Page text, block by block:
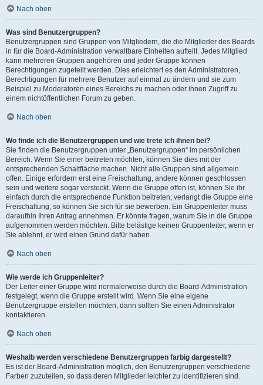
Nach oben
Was sind Benutzergruppen?
Benutzergruppen sind Gruppen von Mitgliedern, die die Mitglieder des Boards
in für die Board-Administration verwaltbare Einheiten aufteilt. Jedes Mitglied
kann mehreren Gruppen angehören und jeder Gruppe können
Berechtigungen zugeteilt werden. Dies erleichtert es den Administratoren,
Berechtigungen für mehrere Benutzer auf einmal zu ändern und sie zum
Beispiel zu Moderatoren eines Bereichs zu machen oder ihnen Zugriff zu
einem nichtöffentlichen Forum zu geben.
Nach oben
Wo finde ich die Benutzergruppen und wie trete ich ihnen bei?
Sie finden die Benutzergruppen unter „Benutzergruppen“ im persönlichen
Bereich. Wenn Sie einer beitreten möchten, können Sie dies mit der
entsprechenden Schaltfläche machen. Nicht alle Gruppen sind allgemein
offen. Einige erfordern erst eine Freischaltung, andere können geschlossen
sein und weitere sogar versteckt. Wenn die Gruppe offen ist, können Sie ihr
einfach durch die entsprechende Funktion beitreten; verlangt die Gruppe eine
Freischaltung, so können Sie sich für sie bewerben. Ein Gruppenleiter muss
daraufhin Ihren Antrag annehmen. Er könnte fragen, warum Sie in die Gruppe
aufgenommen werden möchten. Bitte belästige keinen Gruppenleiter, wenn er
Sie ablehnt, er wird einen Grund dafür haben.
Nach oben
Wie werde ich Gruppenleiter?
Der Leiter einer Gruppe wird normalerweise durch die Board-Administration
festgelegt, wenn die Gruppe erstellt wird. Wenn Sie eine eigene
Benutzergruppe erstellen möchten, dann sollten Sie einen Administrator
kontaktieren.
Nach oben
Weshalb werden verschiedene Benutzergruppen farbig dargestellt?
Es ist der Board-Administration möglich, den Benutzergruppen verschiedene
Farben zuzuteilen, so dass deren Mitglieder leichter zu identifizieren sind.